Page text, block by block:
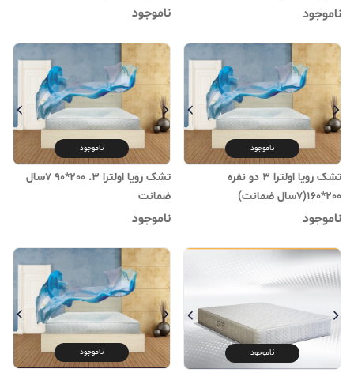
ناموجود ناموجود
ناموجود
تشک رویا اولترا 3 دو نفره
200*160(۷سال ضمانت)
ناموجود
ناموجود
تشک رویا اولترا 3. 200*90 7سال
ضمانت
ناموجود
ناموجود ناموجود